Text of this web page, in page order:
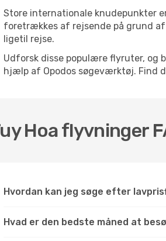
Store internationale knudepunkter
foretrækkes af rejsende på grund
ligetil rejse.
Udforsk disse populære flyruter, og
hjælp af Opodos søgeværktøj. Find
Hoa flyvninger
Hvordan kan jeg søge efter
Hvad er den bedste måned at